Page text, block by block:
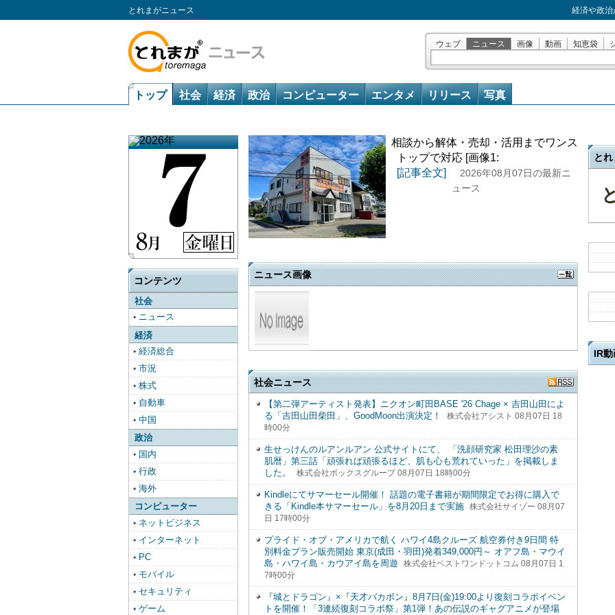
とれまがニュース 経済や政
ウェブ ニュース 画像 動画 知恵袋
トップ 社会 経済 政治 コンピューター エンタメ リリース 写真
相談から解体・売却・活用までワンス
トップで対応 [画像1:
[記事全文]
2026年08月07日の最新ニ
ュース
ニュース画像
社会ニュース
【第二弾アーティスト発表】ニクオン町田BASE '26 Chage × 吉田山田によ
る「吉田山田柴田」、GoodMoon出演決定！
株式会社アシスト 08月07日 18
時00分
生せっけんのルアンルアン 公式サイトにて、 「洗顔研究家 松田理沙の素
肌暦」第三話「頑張れば頑張るほど、肌も心も荒れていった」を掲載しま
した。
株式会社ボックスグループ 08月07日 18時00分
Kindleにてサマーセール開催！ 話題の電子書籍が期間限定でお得に購入で
きる「Kindle本サマーセール」を8月20日まで実施
株式会社サイゾー 08月07
日 17時00分
プライド・オブ・アメリカで航く ハワイ4島クルーズ 航空券付き9日間 特
別料金プラン販売開始 東京(成田・羽田)発着349,000円～ オアフ島・マウイ
島・ハワイ島・カウアイ島を周遊
株式会社ベストワンドットコム 08月07日 1
7時00分
『城とドラゴン』×『天才バカボン』8月7日(金)19:00より復刻コラボイベン
トを開催！「3連続復刻コラボ祭」第1弾！あの伝説のギャグアニメが登場
コンテンツ
社会
ニュース
経済
経済総合
市況
株式
自動車
中国
政治
国内
行政
海外
コンピューター
ネットビジネス
インターネット
PC
モバイル
セキュリティ
ゲーム
とれ
IR動